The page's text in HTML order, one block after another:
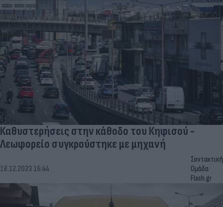
Καθυστερήσεις στην κάθοδο του Κηφισού -
Λεωφορείο συγκρούστηκε με μηχανή
18.12.2023 16:44
Συντακτική
Ομάδα
Flash.gr